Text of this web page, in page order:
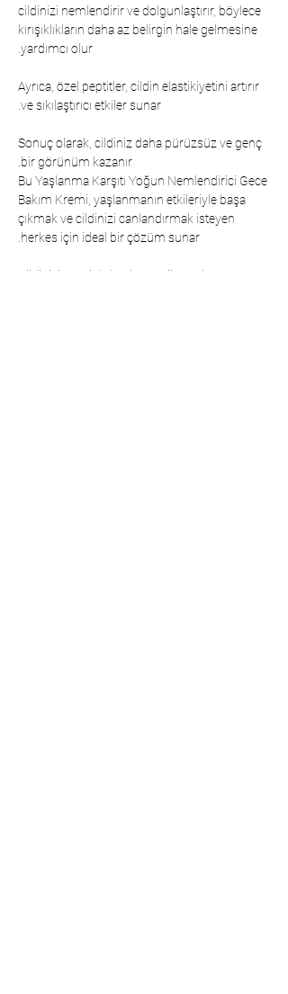
cildinizi nemlendirir ve dolgunlaştırır, böylece
kırışıklıkların daha az belirgin hale gelmesine
yardımcı olur.
Ayrıca, özel peptitler, cildin elastikiyetini artırır
ve sıkılaştırıcı etkiler sunar.
Sonuç olarak, cildiniz daha pürüzsüz ve genç
bir görünüm kazanır.
Bu Yaşlanma Karşıtı Yoğun Nemlendirici Gece
Bakım Kremi, yaşlanmanın etkileriyle başa
çıkmak ve cildinizi canlandırmak isteyen
herkes için ideal bir çözüm sunar.
Cildinizi sevgiyle besler, yeniler ve her gün